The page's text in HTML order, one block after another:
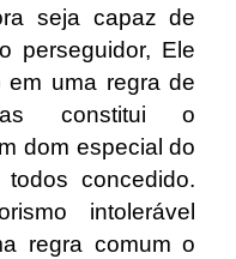
seja capaz de
perseguidor, Ele
em uma regra de
constitui o
dom especial do
concedido.
intolerável
regra comum o